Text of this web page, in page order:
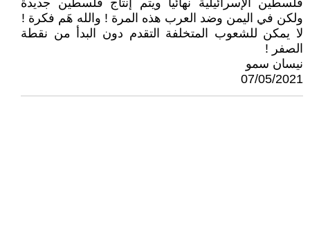
فلسطين الإسرائيلية نهائياً ويتم إنتاج فلسطين جديدة
ولكن في اليمن وضد العرب هذه المرة ! والله هَم فكرة !
لا يمكن للشعوب المتخلفة التقدم دون البدأ من نقطة
الصفر !
نيسان سمو
07/05/2021